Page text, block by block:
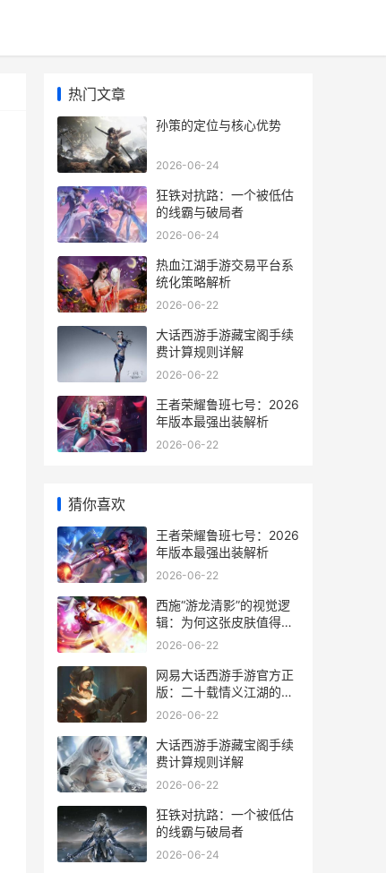
热门文章
孙策的定位与核心优势
2026-06-24
狂铁对抗路：一个被低估
的线霸与破局者
2026-06-24
热血江湖手游交易平台系
统化策略解析
2026-06-22
大话西游手游藏宝阁手续
费计算规则详解
2026-06-22
王者荣耀鲁班七号：2026
年版本最强出装解析
2026-06-22
猜你喜欢
王者荣耀鲁班七号：2026
年版本最强出装解析
2026-06-22
西施“游龙清影”的视觉逻
辑：为何这张皮肤值得高
清壁纸
2026-06-22
网易大话西游手游官方正
版：二十载情义江湖的移
动端传承
2026-06-22
大话西游手游藏宝阁手续
费计算规则详解
2026-06-22
狂铁对抗路：一个被低估
的线霸与破局者
2026-06-24